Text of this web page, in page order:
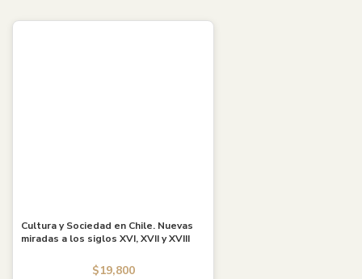
Cultura y Sociedad en Chile. Nuevas
miradas a los siglos XVI, XVII y XVIII
$19,800